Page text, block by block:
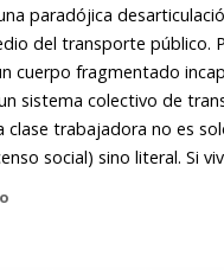
paradójica
del transporte público.
cuerpo fragmentado
sistema colectivo de
clase trabajadora no es
social) sino literal. Si